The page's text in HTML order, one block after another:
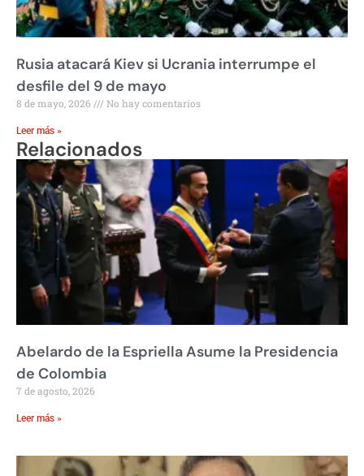
Rusia atacará Kiev si Ucrania interrumpe el
desfile del 9 de mayo
8 de mayo, 2026 No hay comentarios
Leer más »
Relacionados
Abelardo de la Espriella Asume la Presidencia
de Colombia
7 de agosto, 2026
Leer más »